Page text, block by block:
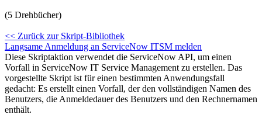
(5 Drehbücher)
<< Zurück zur Skript-Bibliothek
Langsame Anmeldung an ServiceNow ITSM melden
Diese Skriptaktion verwendet die ServiceNow API, um einen
Vorfall in ServiceNow IT Service Management zu erstellen. Das
vorgestellte Skript ist für einen bestimmten Anwendungsfall
gedacht: Es erstellt einen Vorfall, der den vollständigen Namen des
Benutzers, die Anmeldedauer des Benutzers und den Rechnernamen
enthält.